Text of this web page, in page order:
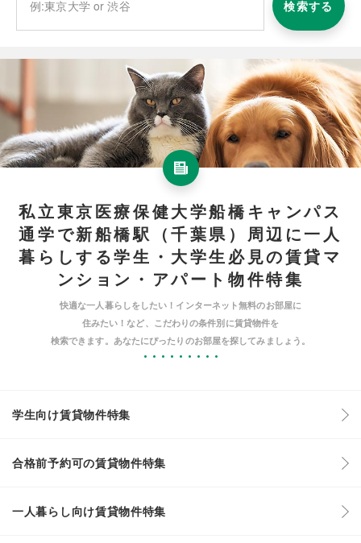
検索する
私立東京医療保健大学船橋キャンパス
通学で新船橋駅（千葉県）周辺に一人
暮らしする学生・大学生必見の賃貸マ
ンション・アパート物件特集
快適な一人暮らしをしたい！インターネット無料のお部屋に
住みたい！など、こだわりの条件別に賃貸物件を
検索できます。あなたにぴったりのお部屋を探してみましょう。
学生向け賃貸物件特集
合格前予約可の賃貸物件特集
一人暮らし向け賃貸物件特集